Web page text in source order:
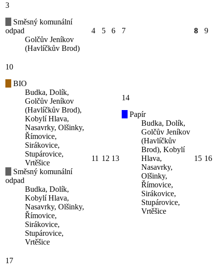
3
Směsný komunální
odpad
Golčův Jeníkov
(Havlíčkův Brod)
4 5 6 7 8 9
10
BIO
Budka, Dolík,
Golčův Jeníkov
(Havlíčkův Brod),
Kobylí Hlava,
Nasavrky, Olšinky,
Římovice,
Sirákovice,
Stupárovice,
Vrtěšice
Směsný komunální
odpad
Budka, Dolík,
Kobylí Hlava,
Nasavrky, Olšinky,
Římovice,
Sirákovice,
Stupárovice,
Vrtěšice
11 12 13
14
Papír
Budka, Dolík,
Golčův Jeníkov
(Havlíčkův
Brod), Kobylí
Hlava,
Nasavrky,
Olšinky,
Římovice,
Sirákovice,
Stupárovice,
Vrtěšice
15 16
17